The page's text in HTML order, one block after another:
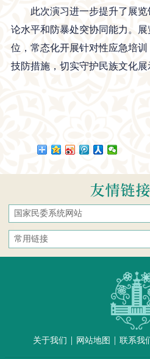
此次演习进一步提升了展
论水平和防暴处突协同能力。
位，常态化开展针对性应急培训
技防措施，切实守护民族文化展
国家民委系统网站
国家民族事务委员会
中央民族大学
常用链接
中央统战部
关于我们 | 网站地图 | 联系我